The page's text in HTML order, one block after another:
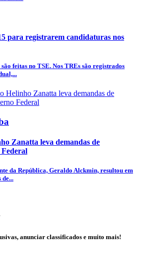
para registrarem candidaturas nos
feitas no TSE. Nos TREs são registrados
Zanatta leva demandas de
da República, Geraldo Alckmin, resultou em
de...
anunciar classificados e muito mais!